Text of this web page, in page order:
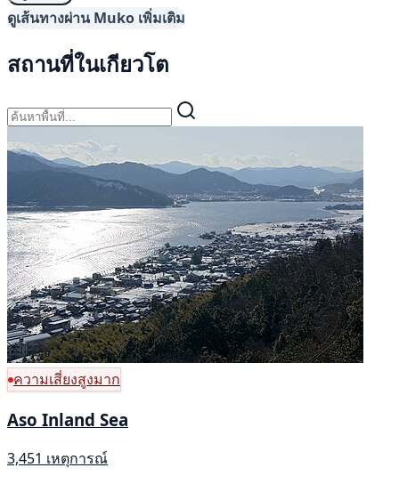
ดูเส้นทางผ่าน Muko เพิ่มเติม
สถานที่ในเกียวโต
ความเสี่ยงสูงมาก
Aso Inland Sea
3,451 เหตุการณ์